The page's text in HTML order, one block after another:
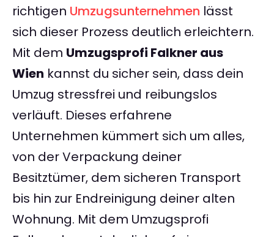
richtigen Umzugsunternehmen lässt
sich dieser Prozess deutlich erleichtern.
Mit dem Umzugsprofi Falkner aus
Wien kannst du sicher sein, dass dein
Umzug stressfrei und reibungslos
verläuft. Dieses erfahrene
Unternehmen kümmert sich um alles,
von der Verpackung deiner
Besitztümer, dem sicheren Transport
bis hin zur Endreinigung deiner alten
Wohnung. Mit dem Umzugsprofi